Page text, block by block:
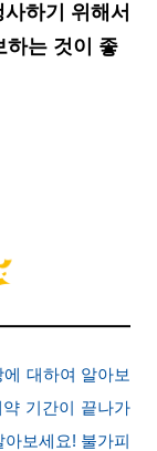
하기 위해서
하는 것이 좋
대하여 알아보
기간이 끝나가
보세요! 불가피